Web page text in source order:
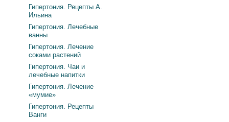
Гипертония. Рецепты А.
Ильина
Гипертония. Лечебные
ванны
Гипертония. Лечение
соками растений
Гипертония. Чаи и
лечебные напитки
Гипертония. Лечение
«мумие»
Гипертония. Рецепты
Ванги